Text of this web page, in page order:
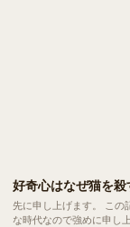
好奇心はなぜ猫を
先に申し上げます。 この記事で猫は死にません 。ことわざの話です！ センシティブ
な時代なので強めに申し